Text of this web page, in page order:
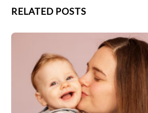
RELATED POSTS